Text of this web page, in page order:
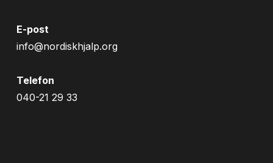
E-post
info@nordiskhjalp.org
Telefon
040-21 29 33